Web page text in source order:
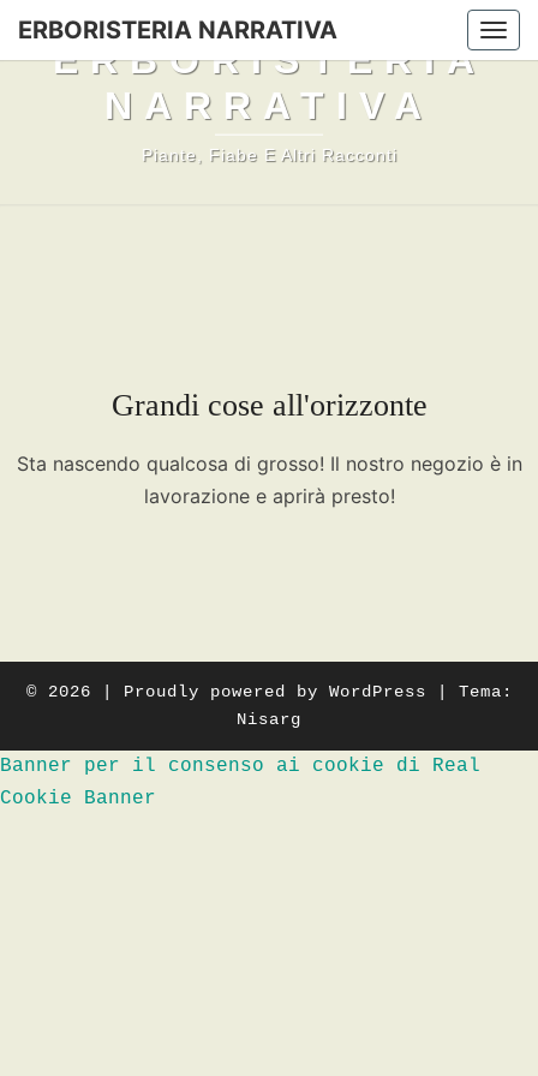
content
ERBORISTERIA NARRATIVA
ERBORISTERIA
NARRATIVA
Piante, Fiabe E Altri Racconti
Grandi cose all'orizzonte
Sta nascendo qualcosa di grosso! Il nostro negozio è in
lavorazione e aprirà presto!
© 2026 Proudly powered by WordPress
Tema:
Nisarg
Banner per il consenso ai cookie di Real
Cookie Banner